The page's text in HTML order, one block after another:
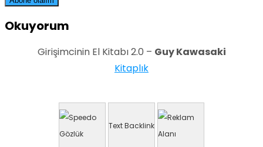
Okuyorum
Girişimcinin El Kitabı 2.0 – Guy Kawasaki
Kitaplık
Text Backlink